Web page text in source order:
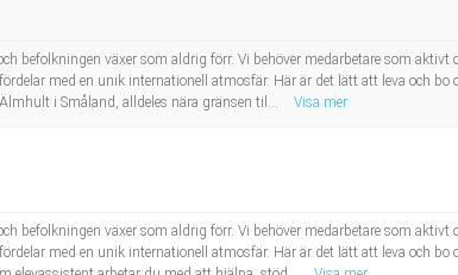
befolkningen växer som aldrig förr. Vi behöver medarbetare som
med en unik internationell atmosfär. Här är det lätt att leva och bo
i Småland, alldeles nära gränsen til...
Visa mer
befolkningen växer som aldrig förr. Vi behöver medarbetare som
med en unik internationell atmosfär. Här är det lätt att leva och bo